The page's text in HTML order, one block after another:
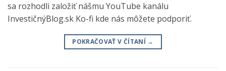
sa rozhodli založiť nášmu YouTube kanálu
InvestičnýBlog.sk Ko-fi kde nás môžete podporiť.
POKRAČOVAŤ V ČÍTANÍ →